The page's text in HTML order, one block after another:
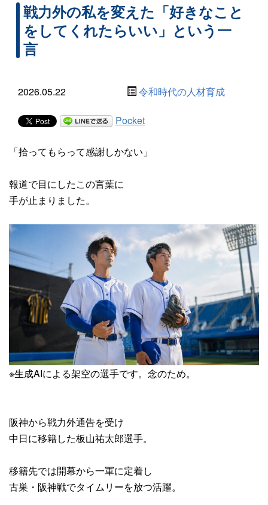
戦力外の私を変えた「好きなこと
をしてくれたらいい」という一
言
2026.05.22 令和時代の人材育成
Pocket
「拾ってもらって感謝しかない」
報道で目にしたこの言葉に
手が止まりました。
※生成AIによる架空の選手です。念のため。
阪神から戦力外通告を受け
中日に移籍した板山祐太郎選手。
移籍先では開幕から一軍に定着し
古巣・阪神戦でタイムリーを放つ活躍。